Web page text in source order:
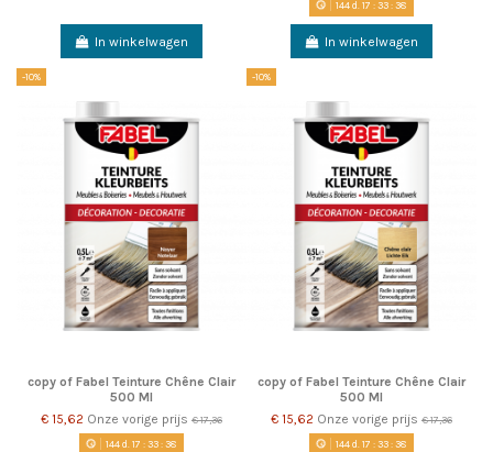
In winkelwagen
144d. 17 :33:38
In winkelwagen
-10%
copy of Fabel Teinture Chêne Clair
500 Ml
€ 15,62 Onze vorige prijs € 17,36
144d. 17 :33:38
-10%
copy of Fabel Teinture Chêne Clair
500 Ml
€ 15,62 Onze vorige prijs € 17,36
144d. 17 :33:38